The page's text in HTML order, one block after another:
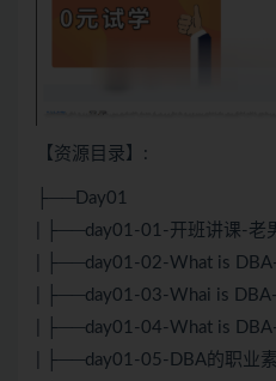
【资源目录】:
├──Day01
| ├──day01-01-开班讲课-老
| ├──day01-02-What is
| ├──day01-03-Whai is
| ├──day01-04-What is
| ├──day01-05-DBA的职业